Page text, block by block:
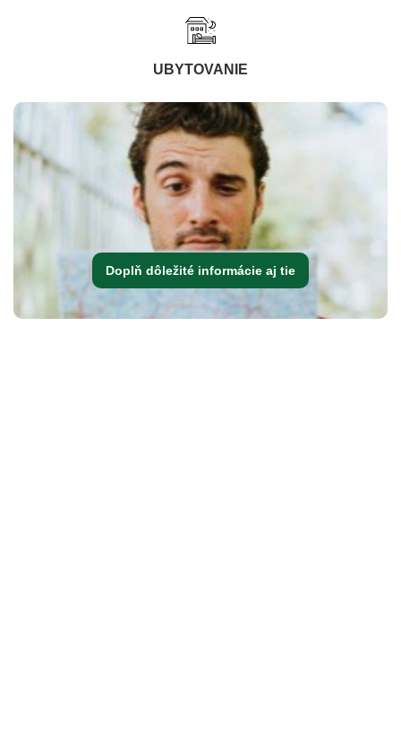
UBYTOVANIE
Doplň dôležité informácie aj tie